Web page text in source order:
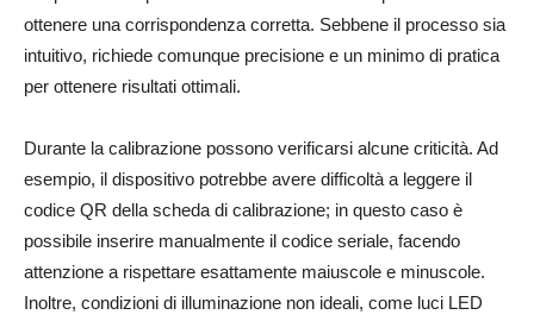
ottenere una corrispondenza corretta. Sebbene il processo sia
intuitivo, richiede comunque precisione e un minimo di pratica
per ottenere risultati ottimali.
Durante la calibrazione possono verificarsi alcune criticità. Ad
esempio, il dispositivo potrebbe avere difficoltà a leggere il
codice QR della scheda di calibrazione; in questo caso è
possibile inserire manualmente il codice seriale, facendo
attenzione a rispettare esattamente maiuscole e minuscole.
Inoltre, condizioni di illuminazione non ideali, come luci LED